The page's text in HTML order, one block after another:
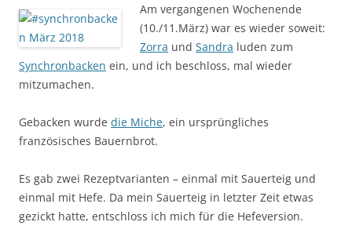
Am vergangenen Wochenende
(10./11.März) war es wieder soweit:
Zorra und Sandra luden zum
Synchronbacken ein, und ich beschloss, mal wieder
mitzumachen.
Gebacken wurde die Miche, ein ursprüngliches
französisches Bauernbrot.
Es gab zwei Rezeptvarianten – einmal mit Sauerteig und
einmal mit Hefe. Da mein Sauerteig in letzter Zeit etwas
gezickt hatte, entschloss ich mich für die Hefeversion.